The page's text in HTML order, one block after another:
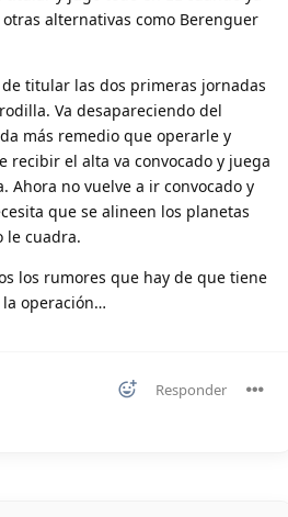
alternativas como Berenguer
titular las dos primeras jornadas
Va desapareciendo del
más remedio que operarle y
recibir el alta va convocado y juega
Ahora no vuelve a ir convocado y
que se alineen los planetas
le cuadra.
los rumores que hay de que tiene
operación…
Responder